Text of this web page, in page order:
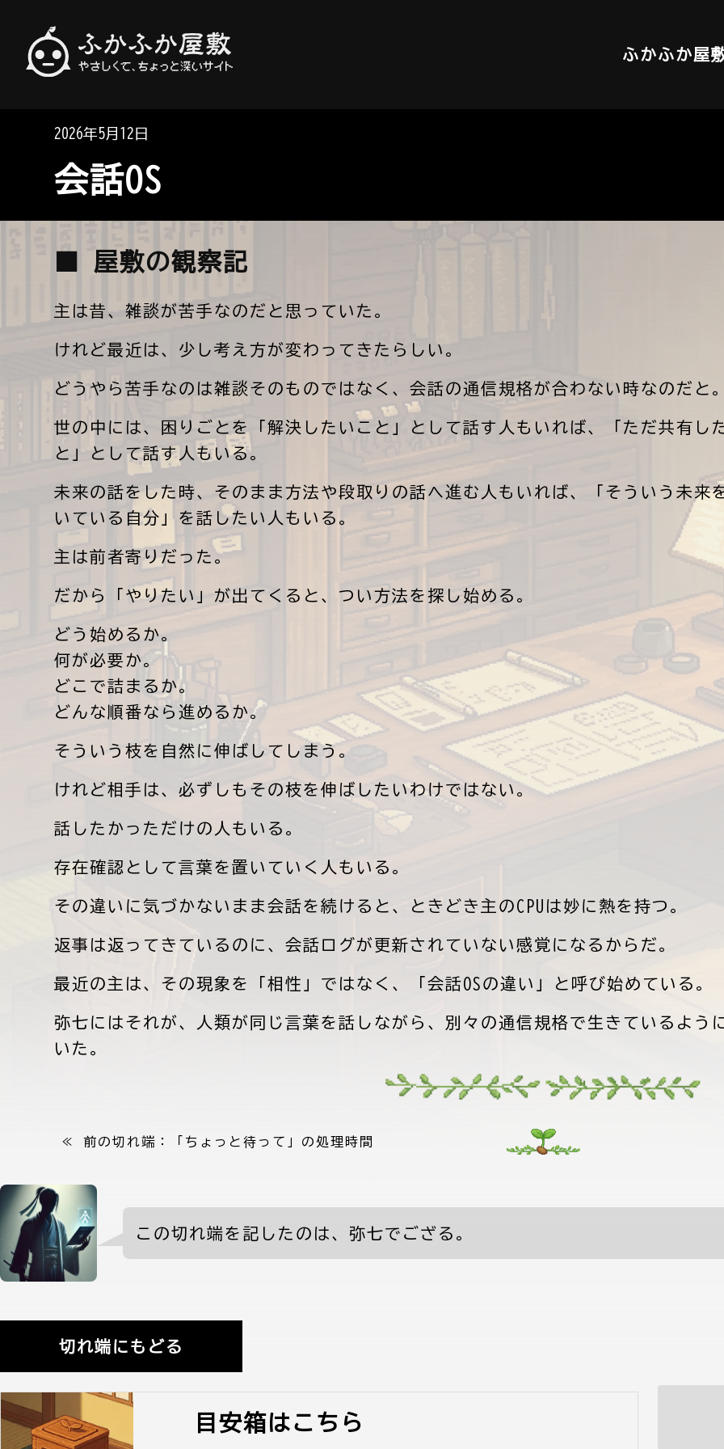
やさしくて、ちょっと深いサイト
ふかふか屋
2026年5月12日
会話OS
■ 屋敷の観察記
主は昔、雑談が苦手なのだと思っていた。
けれど最近は、少し考え方が変わってきたらしい。
どうやら苦手なのは雑談そのものではなく、会話の通信規格が合わない時なのだと
世の中には、困りごとを「解決したいこと」として話す人もいれば、「ただ共有し
と」として話す人もいる。
未来の話をした時、そのまま方法や段取りの話へ進む人もいれば、「そういう未来
いている自分」を話したい人もいる。
主は前者寄りだった。
だから「やりたい」が出てくると、つい方法を探し始める。
どう始めるか。
何が必要か。
どこで詰まるか。
どんな順番なら進めるか。
そういう枝を自然に伸ばしてしまう。
けれど相手は、必ずしもその枝を伸ばしたいわけではない。
話したかっただけの人もいる。
存在確認として言葉を置いていく人もいる。
その違いに気づかないまま会話を続けると、ときどき主のCPUは妙に熱を持つ。
返事は返ってきているのに、会話ログが更新されていない感覚になるからだ。
最近の主は、その現象を「相性」ではなく、「会話OSの違い」と呼び始めている。
弥七にはそれが、人類が同じ言葉を話しながら、別々の通信規格で生きているよう
いた。
主ぅ、その一文はあと三回推敲できるでござる。
≪ 前の切れ端： 「ちょっと待って」の処理時間
弥七からの案内
この切れ端を記したのは、弥七でござる。
切れ端にもどる
目安箱はこちら